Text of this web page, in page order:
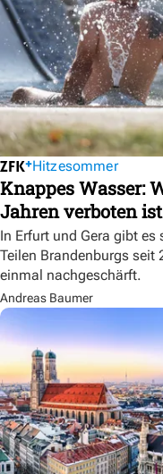
Hitzesommer
Knappes Wasser:
Jahren verboten ist
In Erfurt und Gera gibt
Teilen Brandenburgs seit
einmal nachgeschärft.
Andreas Baumer